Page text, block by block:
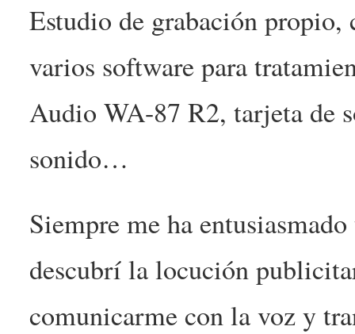
Estudio de grabación
varios software para
Audio WA-87 R2, tarjeta de
sonido…
Siempre me ha
descubrí la locución
comunicarme con la voz y